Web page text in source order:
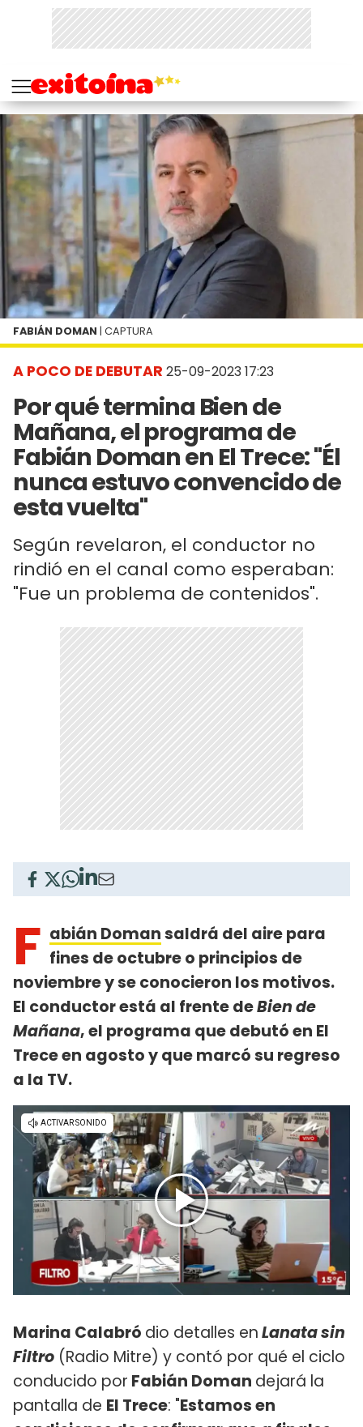
A POCO DE DEBUTAR 25-09-2023 17:23
Por qué termina Bien de
Mañana, el programa de
Fabián Doman en El Trece: "Él
nunca estuvo convencido de
esta vuelta"
Según revelaron, el conductor no
rindió en el canal como esperaban:
"Fue un problema de contenidos".
FABIÁN DOMAN | CAPTURA
F abián Domansaldrá del aire para
fines de octubre o principios de
noviembre y se conocieron los motivos.
El conductor está al frente deBien de
Mañana, el programa que debutó en El
Trece en agosto y que marcó su regreso
a la TV.
Marina Calabró dio detalles enLanata sin
Filtro (Radio Mitre) y contó por qué el ciclo
conducido por Fabián Doman dejará la
pantalla de El Trece: "Estamos en